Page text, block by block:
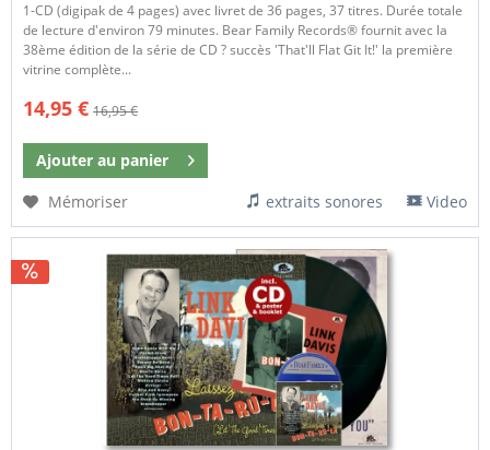
1-CD (digipak de 4 pages) avec livret de 36 pages, 37 titres. Durée totale
de lecture d'environ 79 minutes. Bear Family Records® fournit avec la
38ème édition de la série de CD ? succès 'That'll Flat Git It!' la première
vitrine complète...
14,95 € 16,95 €
Ajouter au panier
Mémoriser
extraits sonores Video